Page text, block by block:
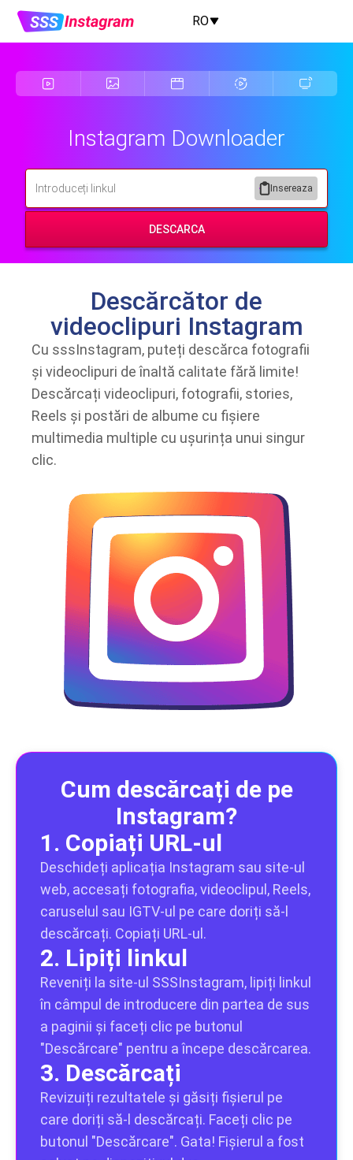
RO
Instagram Downloader
Insereaza
DESCARCA
Descărcător de
videoclipuri Instagram
Cu sssInstagram, puteți descărca fotografii
și videoclipuri de înaltă calitate fără limite!
Descărcați videoclipuri, fotografii, stories,
Reels și postări de albume cu fișiere
multimedia multiple cu ușurința unui singur
clic.
Cum descărcați de pe
Instagram?
1. Copiați URL-ul
Deschideți aplicația Instagram sau site-ul
web, accesați fotografia, videoclipul, Reels,
caruselul sau IGTV-ul pe care doriți să-l
descărcați. Copiați URL-ul.
2. Lipiți linkul
Reveniți la site-ul SSSInstagram, lipiți linkul
în câmpul de introducere din partea de sus
a paginii și faceți clic pe butonul
"Descărcare" pentru a începe descărcarea.
3. Descărcați
Revizuiți rezultatele și găsiți fișierul pe
care doriți să-l descărcați. Faceți clic pe
butonul "Descărcare". Gata! Fișierul a fost